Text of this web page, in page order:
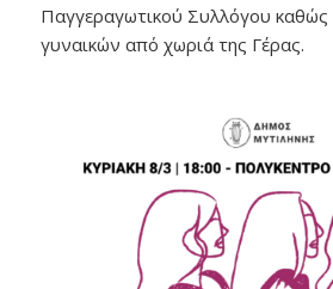
Παγγεραγωτικού Συλλόγου καθώς
γυναικών από χωριά της Γέρας.